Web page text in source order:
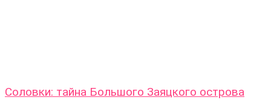
Соловки: тайна Большого Заяцкого острова